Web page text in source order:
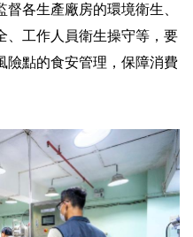
各生產廠房的環境衛生、
、工作人員衛生操守等，要
險點的食安管理，保障消費